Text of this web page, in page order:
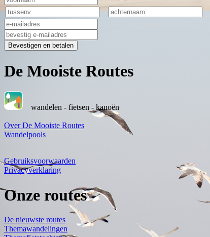
Bevestigen en betalen
De Mooiste Routes
wandelen - fietsen - kanoën
Over De Mooiste Routes
Wandelpools
Gebruiksvoorwaarden
Privacyverklaring
Onze routes
De nieuwste routes
Themawandelingen